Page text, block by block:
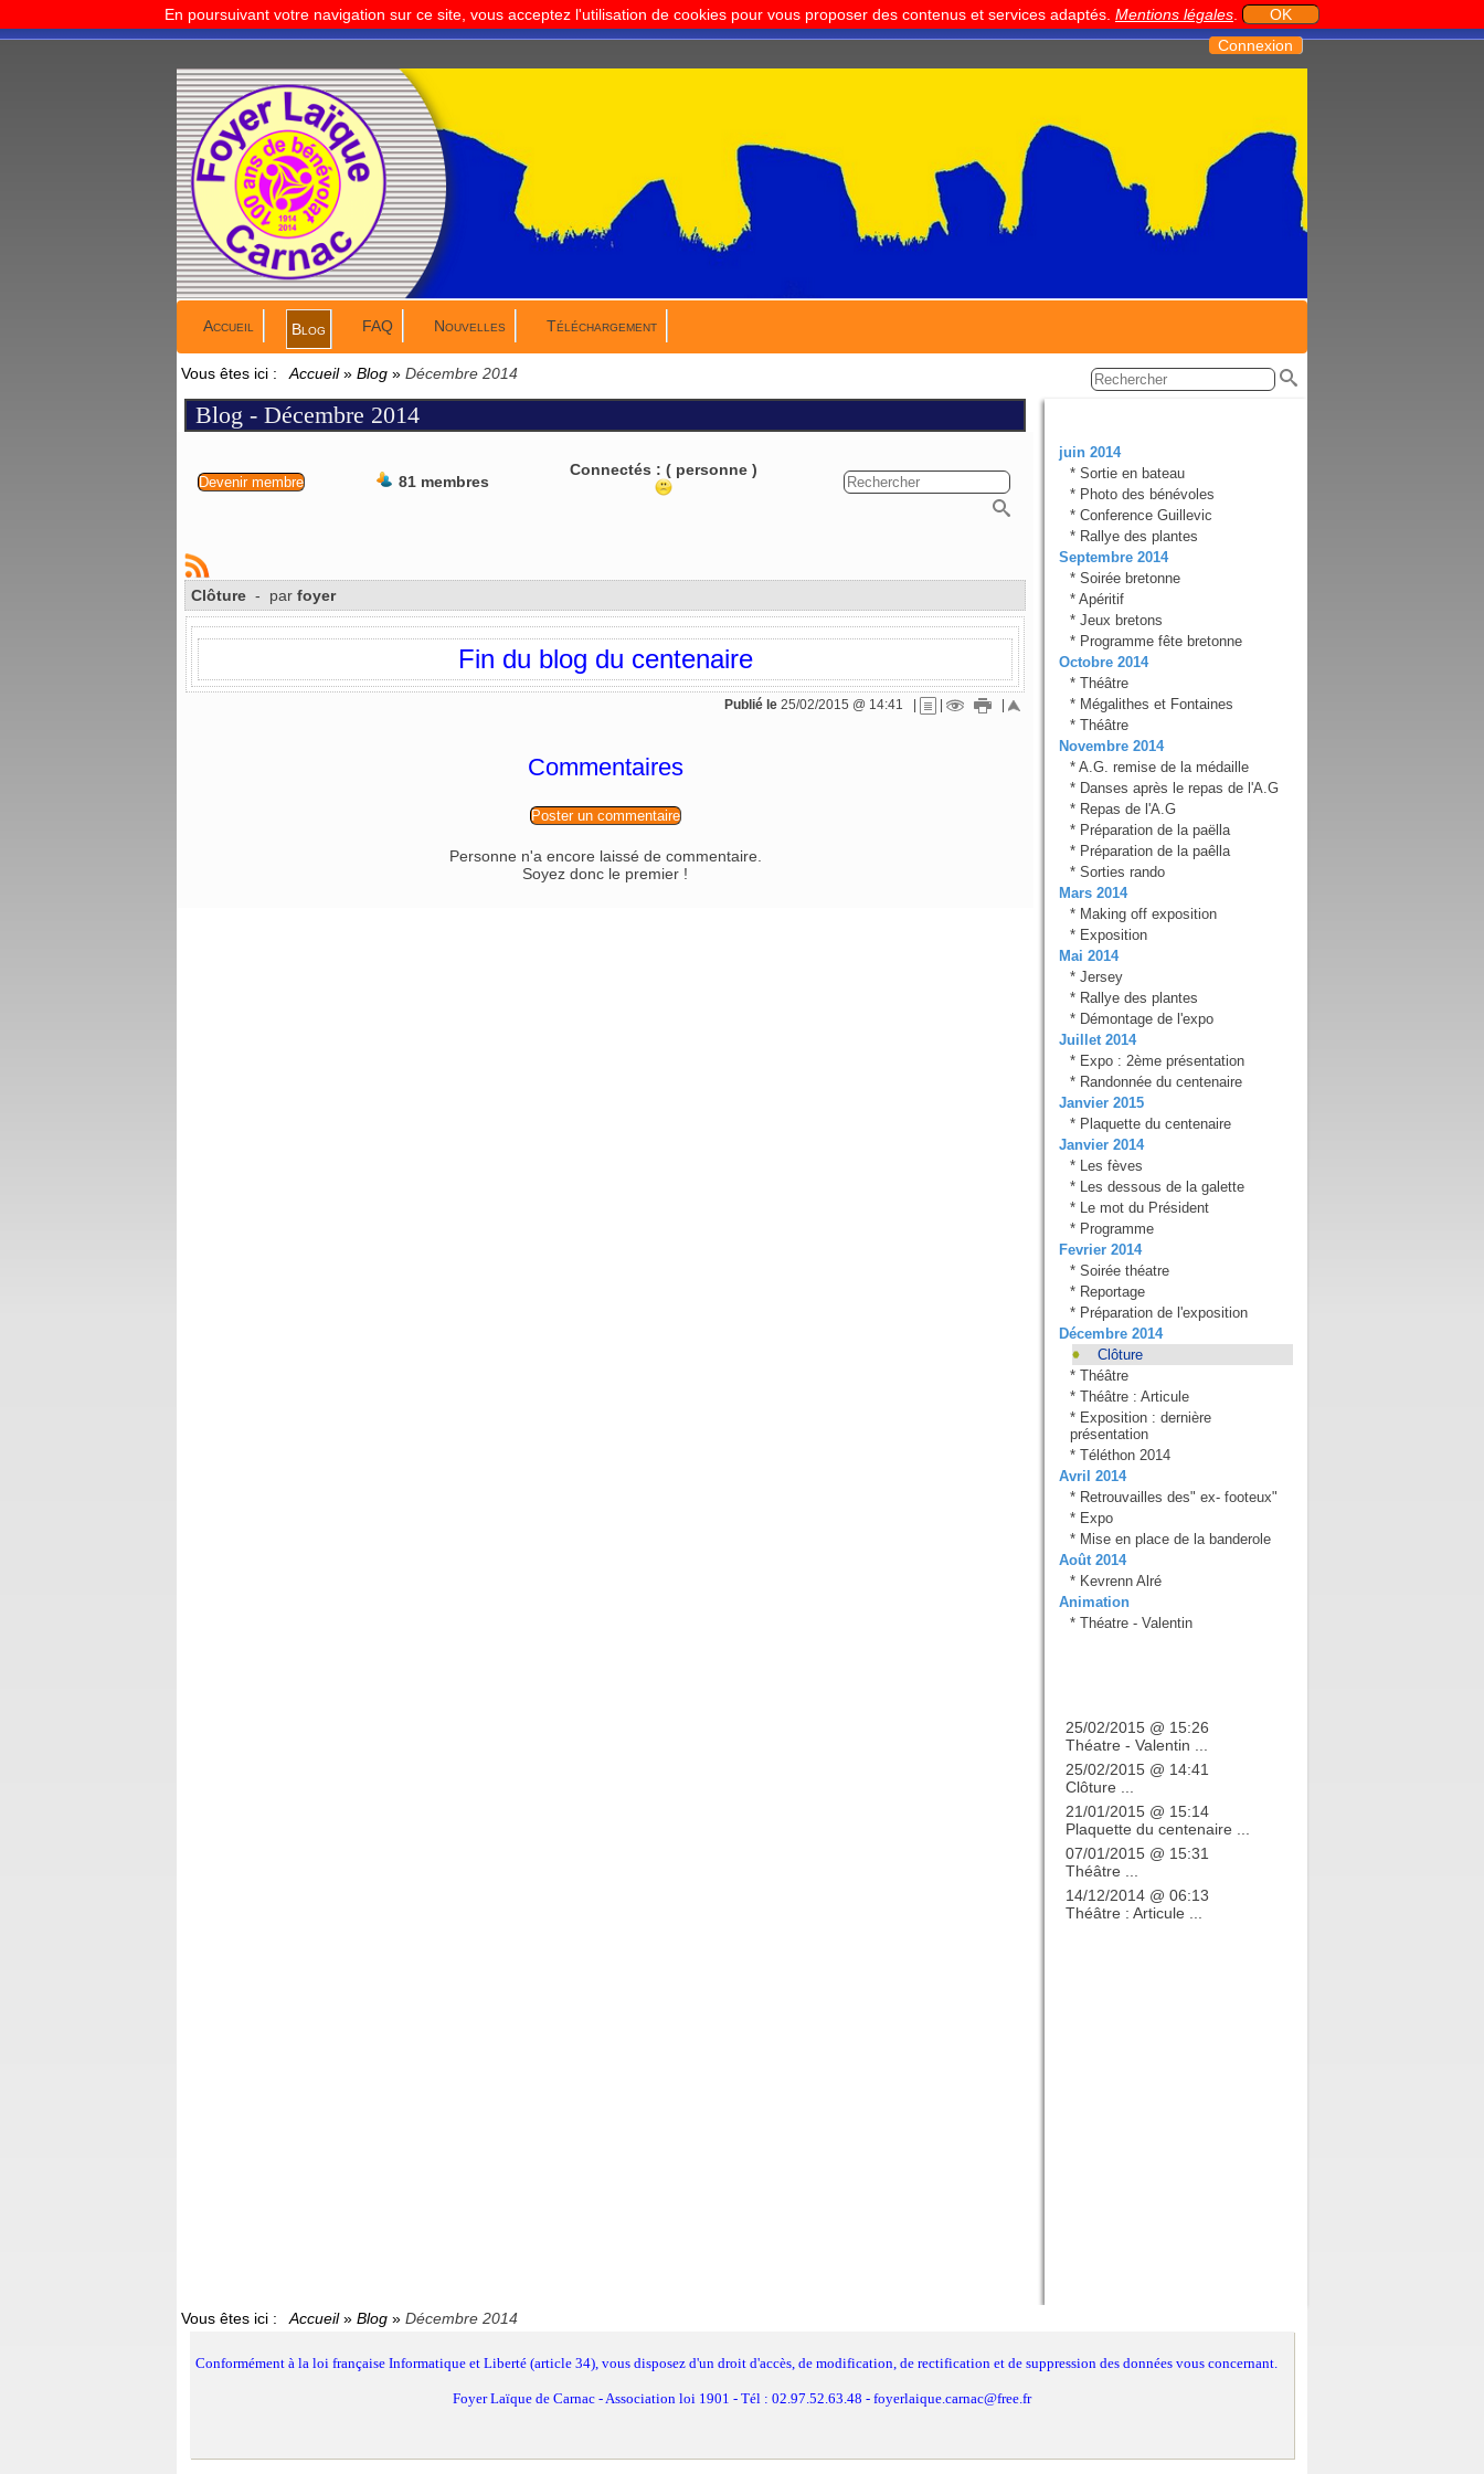
En poursuivant votre navigation sur ce site, vous acceptez l'utilisation de cookies pour vous proposer des contenus et services adaptés. Mentions légales
OK
Connexion
Accueil Blog FAQ Nouvelles Téléchargement
Vous êtes ici : Accueil» Blog » Décembre 2014
Blog - Décembre 2014
Devenir membre 81 membres
Connectés : ( personne )
Clôture - par foyer
Fin du blog du centenaire
Publié le 25/02/2015 @ 14:41 | | |
Commentaires
Poster un commentaire
Personne n'a encore laissé de commentaire.
Soyez donc le premier !
juin 2014
* Sortie en bateau
* Photo des bénévoles
* Conference Guillevic
* Rallye des plantes
Septembre 2014
* Soirée bretonne
* Apéritif
* Jeux bretons
* Programme fête bretonne
Octobre 2014
* Théâtre
* Mégalithes et Fontaines
* Théâtre
Novembre 2014
* A.G. remise de la médaille
* Danses après le repas de l'A.G
* Repas de l'A.G
* Préparation de la paëlla
* Préparation de la paêlla
* Sorties rando
Mars 2014
* Making off exposition
* Exposition
Mai 2014
* Jersey
* Rallye des plantes
* Démontage de l'expo
Juillet 2014
* Expo : 2ème présentation
* Randonnée du centenaire
Janvier 2015
* Plaquette du centenaire
Janvier 2014
*
Les fèves
*
Les dessous de la galette
*
Le mot du Président
* Programme
Fevrier 2014
* Soirée théatre
* Reportage
* Préparation de l'exposition
Décembre 2014
Clôture
* Théâtre
* Théâtre : Articule
* Exposition : dernière
présentation
* Téléthon 2014
Avril 2014
* Retrouvailles des" ex- footeux"
* Expo
* Mise en place de la banderole
Août 2014
* Kevrenn Alré
Animation
* Théatre - Valentin
25/02/2015 @ 15:26
Théatre - Valentin ...
25/02/2015 @ 14:41
Clôture ...
21/01/2015 @ 15:14
Plaquette du centenaire ...
07/01/2015 @ 15:31
Théâtre ...
14/12/2014 @ 06:13
Théâtre : Articule ...
Vous êtes ici : Accueil» Blog » Décembre 2014
Conformément à la loi française Informatique et Liberté (article 34), vous disposez d'un droit d'accès, de modification, de rectification et de suppression des données vous concernant.
Foyer Laïque de Carnac - Association loi 1901 - Tél : 02.97.52.63.48 - foyerlaique.carnac@free.fr